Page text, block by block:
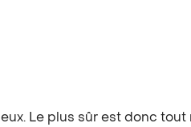
Le plus sûr est donc